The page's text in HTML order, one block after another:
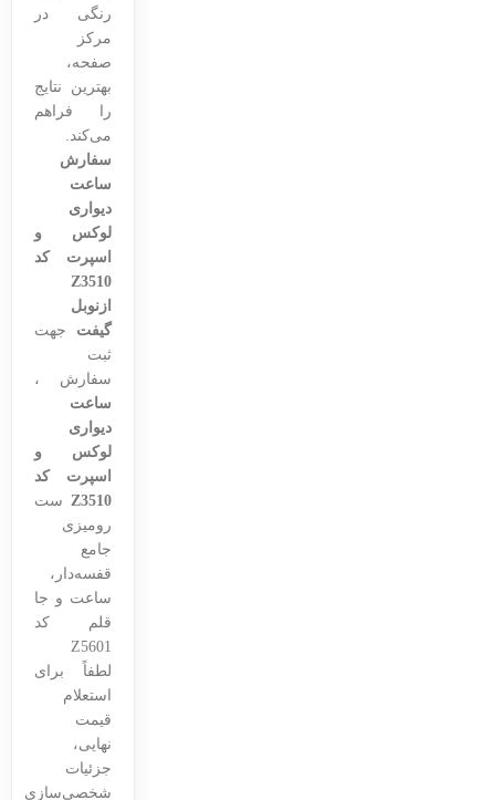
رنگی در
مرکز
صفحه،
بهترین نتایج
را فراهم
می‌کند.
سفارش
ساعت
دیواری
لوکس و
اسپرت کد
Z3510
ازنوبل
گیفت جهت
ثبت
سفارش ،
ساعت
دیواری
لوکس و
اسپرت کد
Z3510ست
رومیزی
جامع
قفسه‌دار،
ساعت و جا
قلم کد
Z5601
لطفاً برای
استعلام
قیمت
نهایی،
جزئیات
شخصی‌سازی